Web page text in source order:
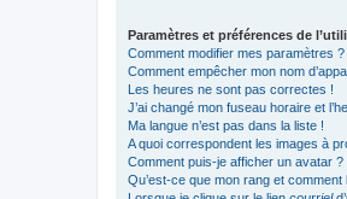
Paramètres et préférences de
Comment modifier mes paramètres ?
Comment empêcher mon nom
Les heures ne sont pas correctes !
J’ai changé mon fuseau horaire et
Ma langue n’est pas dans la liste !
A quoi correspondent les images à
Comment puis-je afficher un avatar ?
Qu’est-ce que mon rang et comment